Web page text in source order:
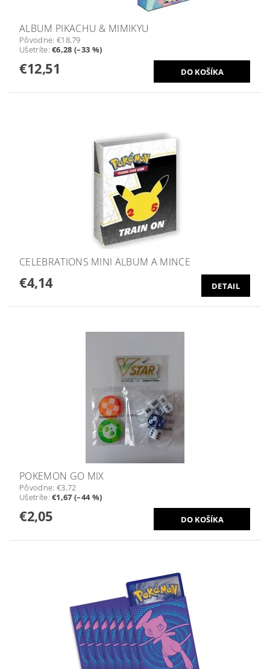
ALBUM PIKACHU & MIMIKYU
Pôvodne: €18,79
Ušetríte:€6,28 (–33 %)
€12,51
CELEBRATIONS MINI ALBUM A MINCE
€4,14 DETAIL
POKEMON GO MIX
Pôvodne: €3,72
Ušetríte:€1,67 (–44 %)
€2,05